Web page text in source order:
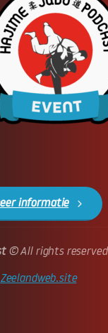
informatie
© All rights reserved
Zeelandweb.site